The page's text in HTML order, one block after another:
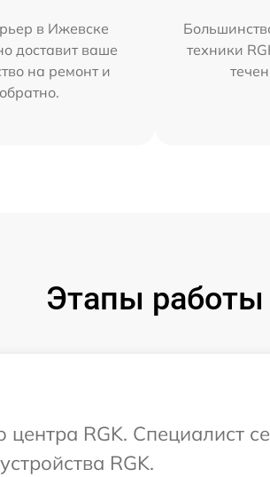
в Ижевске
доставит ваше
на ремонт и
обратно.
техники
Этапы работы
центра RGK. Специалист
RGK.